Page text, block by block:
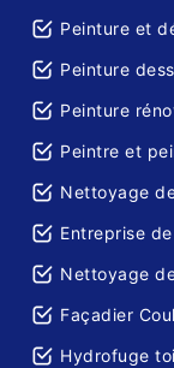
Peinture et
Peinture
Peinture
Peintre et
Nettoyage
Entreprise
Nettoyage
Façadier
Hydrofuge